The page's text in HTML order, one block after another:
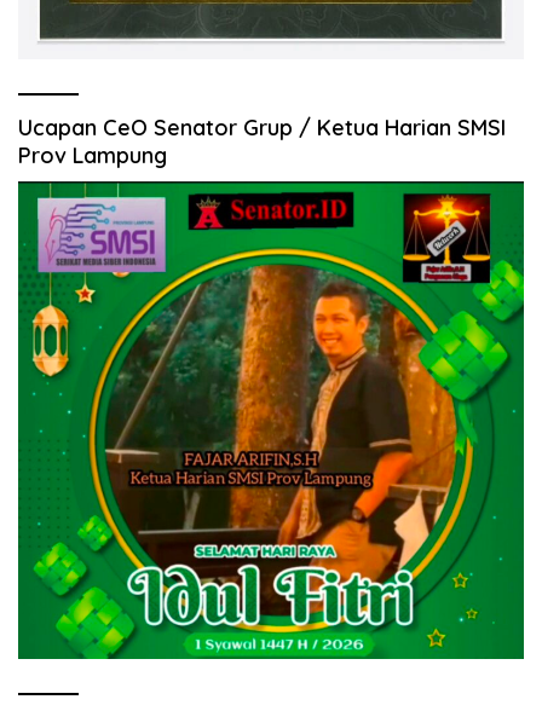
Ucapan CeO Senator Grup / Ketua Harian SMSI
Prov Lampung